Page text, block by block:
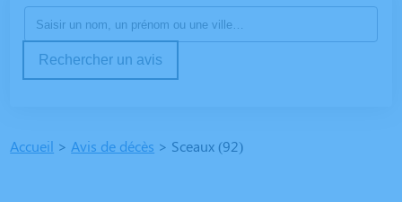
Rechercher un avis
Accueil > Avis de décès > Sceaux (92)